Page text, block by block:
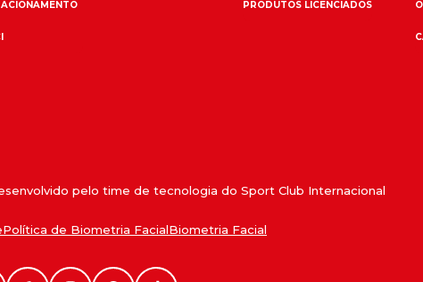
PRODUTOS LICENCIADOS
pelo time de tecnologia do Sport Club Internacional
Política de Biometria FacialBiometria Facial